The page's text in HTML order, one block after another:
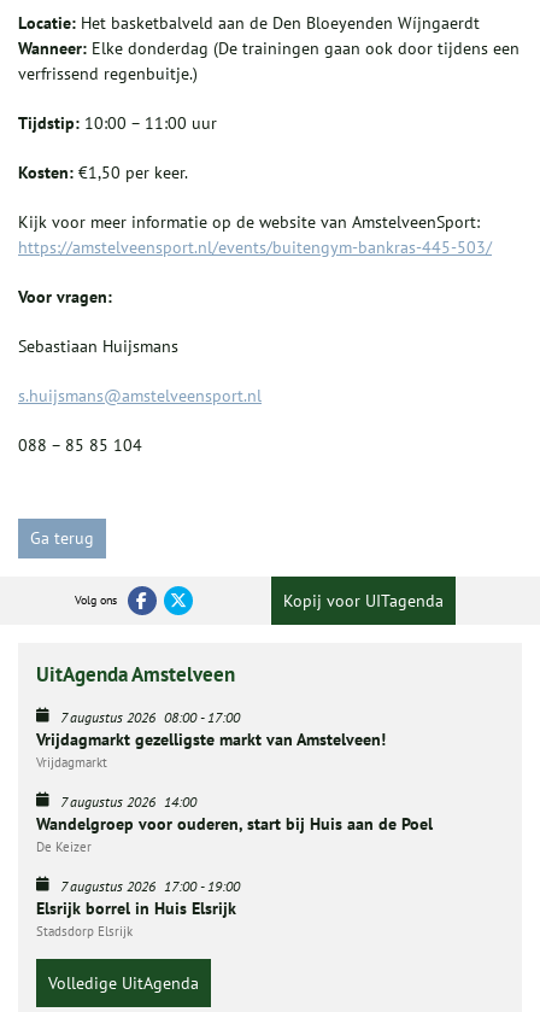
Locatie: Het basketbalveld aan de Den Bloeyenden Wíjngaerdt
Wanneer: Elke donderdag (De trainingen gaan ook door tijdens een
verfrissend regenbuitje.)
Tijdstip: 10:00 – 11:00 uur
Kosten: €1,50 per keer.
Kijk voor meer informatie op de website van AmstelveenSport:
https://amstelveensport.nl/events/buitengym-bankras-445-503/
Voor vragen:
Sebastiaan Huijsmans
s.huijsmans@amstelveensport.nl
088 – 85 85 104
Ga terug
Volg ons Kopij voor UITagenda
UitAgenda Amstelveen
7 augustus 2026 08:00-17:00
Vrijdagmarkt gezelligste markt van Amstelveen!
Vrijdagmarkt
7 augustus 2026 14:00
Wandelgroep voor ouderen, start bij Huis aan de Poel
De Keizer
7 augustus 2026 17:00-19:00
Elsrijk borrel in Huis Elsrijk
Stadsdorp Elsrijk
Volledige UitAgenda